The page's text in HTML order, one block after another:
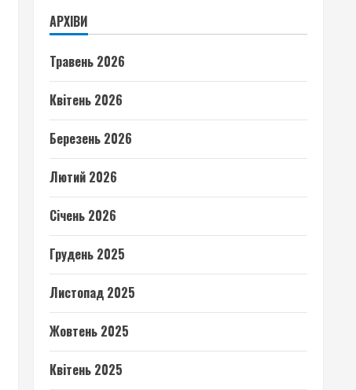
АРХІВИ
Травень 2026
Квітень 2026
Березень 2026
Лютий 2026
Січень 2026
Грудень 2025
Листопад 2025
Жовтень 2025
Квітень 2025